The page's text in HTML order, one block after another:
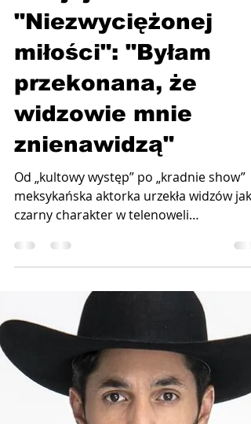
swojej roli w
"Niezwyciężonej
miłości": "Byłam
przekonana, że
widzowie mnie
znienawidzą"
Od „kultowy występ” po „kradnie show”
meksykańska aktorka urzekła widzów jako